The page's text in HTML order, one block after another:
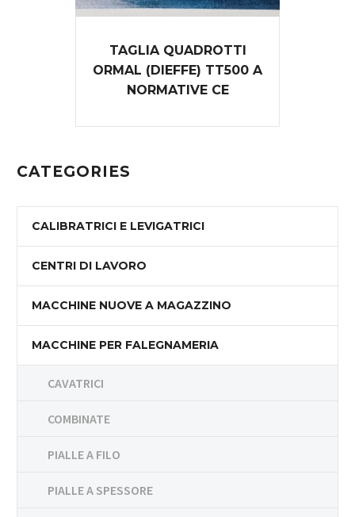
TAGLIA QUADROTTI
ORMAL (DIEFFE) TT500 A
NORMATIVE CE
CATEGORIES
CALIBRATRICI E LEVIGATRICI
CENTRI DI LAVORO
MACCHINE NUOVE A MAGAZZINO
MACCHINE PER FALEGNAMERIA
CAVATRICI
COMBINATE
PIALLE A FILO
PIALLE A SPESSORE